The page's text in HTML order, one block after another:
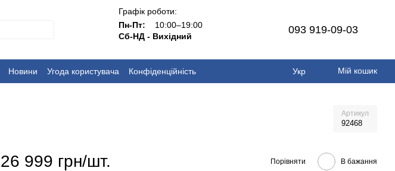
Графік роботи:
Пн-Пт: 10:00–19:00
Сб-НД - Вихідний
093 919-09-03
Новини Угода користувача Конфіденційність Укр Мій кошик
Артикул
92468
26 999 грн/шт. Порівняти В бажання